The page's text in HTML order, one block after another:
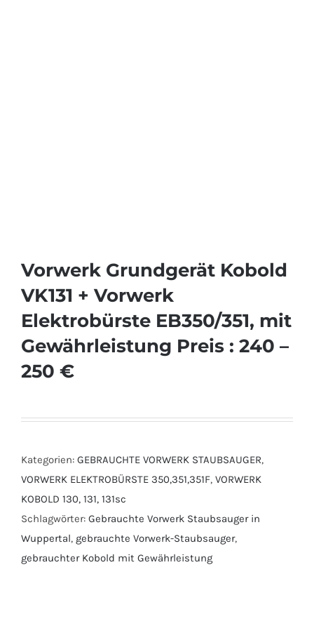
Vorwerk Grundgerät Kobold
VK131 + Vorwerk
Elektrobürste EB350/351, mit
Gewährleistung Preis : 240 –
250 €
Kategorien: GEBRAUCHTE VORWERK STAUBSAUGER,
VORWERK ELEKTROBÜRSTE 350,351,351F, VORWERK
KOBOLD 130, 131, 131sc
Schlagwörter: Gebrauchte Vorwerk Staubsauger in
Wuppertal, gebrauchte Vorwerk-Staubsauger,
gebrauchter Kobold mit Gewährleistung